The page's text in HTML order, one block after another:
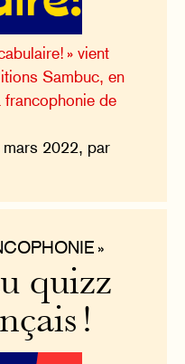
» vient
Sambuc, en
francophonie de
mars 2022, par
»
quizz
!